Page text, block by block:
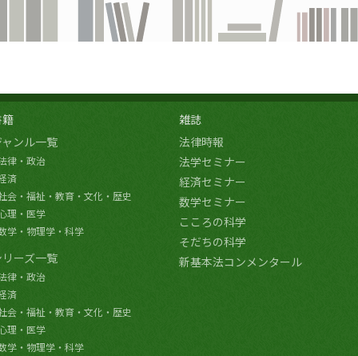
ャンル一覧
律・政治
済
会・福祉・教育・文化・歴史
理・医学
学・物理学・科学
リーズ一覧
律・政治
済
会・福祉・教育・文化・歴史
理・医学
学・物理学・科学
雑誌
法律時報
法学セミナー
経済セミナー
数学セミナー
こころの科学
そだちの科学
新基本法コンメンタール